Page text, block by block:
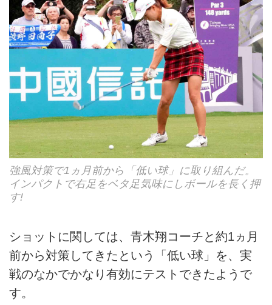
強風対策で1ヵ月前から「低い球」に取り組んだ。
インパクトで右足をベタ足気味にしボールを長く押
す!
ショットに関しては、青木翔コーチと約1ヵ月
前から対策してきたという「低い球」を、実
戦のなかでかなり有効にテストできたようで
す。